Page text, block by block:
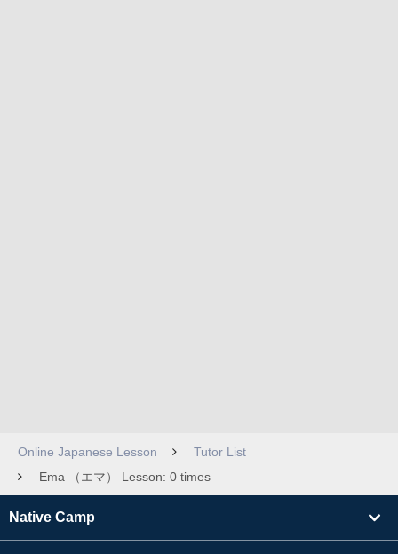
Online Japanese Lesson
Tutor List
Ema （エマ） Lesson: 0 times
Native Camp